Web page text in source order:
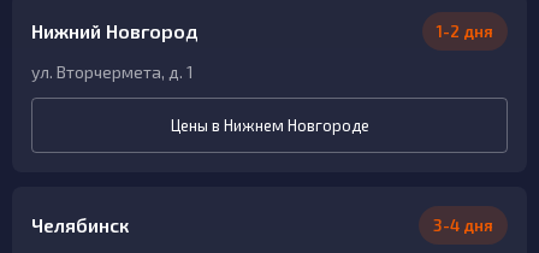
Нижний Новгород 1-2 дня
ул. Вторчермета, д. 1
Цены в Нижнем Новгороде
Челябинск 3-4 дня